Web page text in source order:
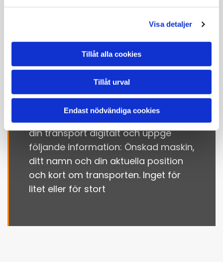
Visa detaljer
Tillåt alla cookies
Tillåt urval
Endast nödvändiga cookies
Såhär gör du för att
maskintransport i
Värmland!
När du vill beställa maskintransport i
Värmland ska du ringa till oss på
020-945 945. Du kan också beställa
din transport digitalt och uppge
följande information: Önskad maskin,
ditt namn och din aktuella position
och kort om transporten. Inget för
litet eller för stort